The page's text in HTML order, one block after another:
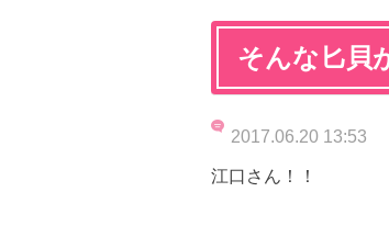
そんな匕貝
2017.06.20 13:53
江口さん！！